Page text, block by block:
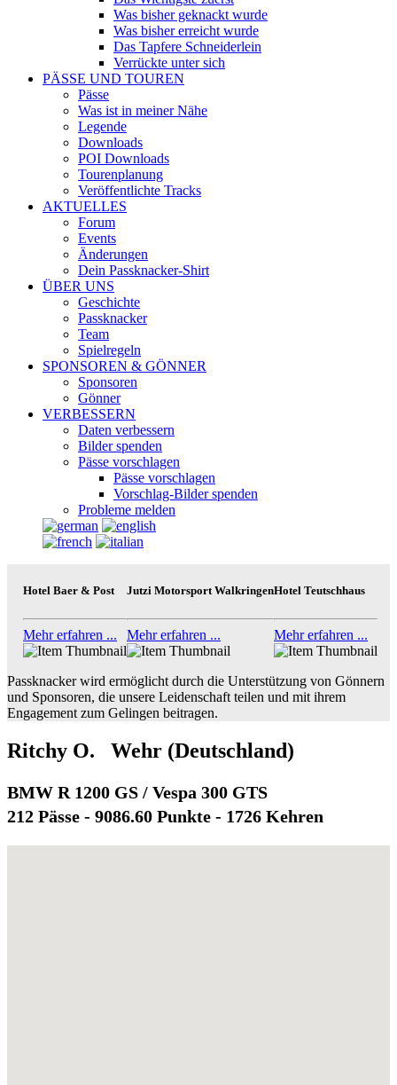
Was bisher geknackt wurde
Was bisher erreicht wurde
Das Tapfere Schneiderlein
Verrückte unter sich
PÄSSE UND TOUREN
Pässe
Was ist in meiner Nähe
Legende
Downloads
POI Downloads
Tourenplanung
Veröffentlichte Tracks
AKTUELLES
Forum
Events
Änderungen
Dein Passknacker-Shirt
ÜBER UNS
Geschichte
Passknacker
Team
Spielregeln
SPONSOREN & GÖNNER
Sponsoren
Gönner
VERBESSERN
Daten verbessern
Bilder spenden
Pässe vorschlagen
Pässe vorschlagen
Vorschlag-Bilder spenden
Probleme melden
Hotel Baer & Post
Mehr erfahren ...
Jutzi Motorsport Walkringen
Mehr erfahren ...
Hotel Teutschhaus
Mehr erfahren ...
Passknacker wird ermöglicht durch die Unterstützung von Gönnern
und Sponsoren, die unsere Leidenschaft teilen und mit ihrem
Engagement zum Gelingen beitragen.
Ritchy O. Wehr (Deutschland)
BMW R 1200 GS / Vespa 300 GTS
212 Pässe - 9086.60 Punkte - 1726 Kehren